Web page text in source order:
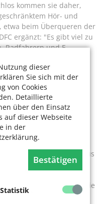
dieser
Sie sich mit der
von Cookies
Detaillierte
über den Einsatz
auf dieser Webseite
in der
Bestätigen
Statistik
kommen sie daher,
Hör- und
etwa beim Überqueren der
ergänzt: "Es gibt viel zu
Radfahrern und E-
inzwischen ist allen
Batterien besonders
große
weg von uns.
Reichweite der Akkus
oft mit Strom gefüttert
Saftgeber also, fahren in
Scootern herum, um sie
zu laden.